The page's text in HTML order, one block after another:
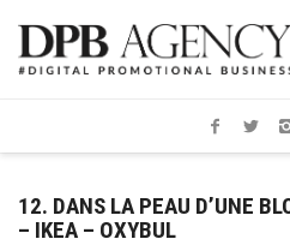
12. DANS LA PEAU D’UNE
– IKEA – OXYBUL